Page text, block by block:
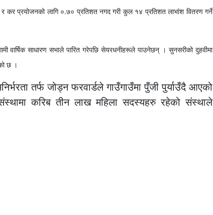
प्रयोजनको लागि ०.७० प्रतिशत नगद गरी कुल १४ प्रतिशत लाभांश वितरण गर्ने
वार्षिक साधारण सभाले पारित गरेपछि सेयरधनीहरूले पाउनेछन् । सुनसरीको दुहवीमा
छ ।
तर्फ जोड्न फरवार्डले गाउँगाउँमा पुँजी पुर्याउँदै आएको
करिब तीन लाख महिला सदस्यहरु रहेको संस्थाले